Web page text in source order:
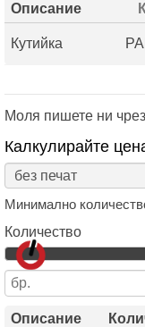
Описание
Кутийка
Моля пишете ни
Калкулирайте
Минимално
Количество
Описание